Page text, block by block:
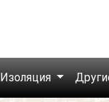
Изоляция